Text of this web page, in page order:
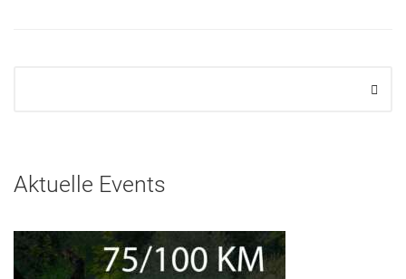
Aktuelle Events